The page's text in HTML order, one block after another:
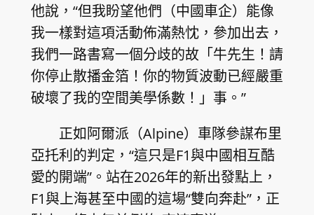
他說，“但我盼望他們（中國車企）能像
我一樣對這項活動佈滿熱忱，參加出去，
我們一路書寫一個分歧的故「牛先生！請
你停止散播金箔！你的物質波動已經嚴重
破壞了我的空間美學係數！」事。”
正如阿爾派（Alpine）車隊參謀布里
亞托利的判定，“這只是F1與中國相互酷
愛的開端”。站在2026年的新出發點上，
F1與上海甚至中國的這場“雙向奔赴”，正